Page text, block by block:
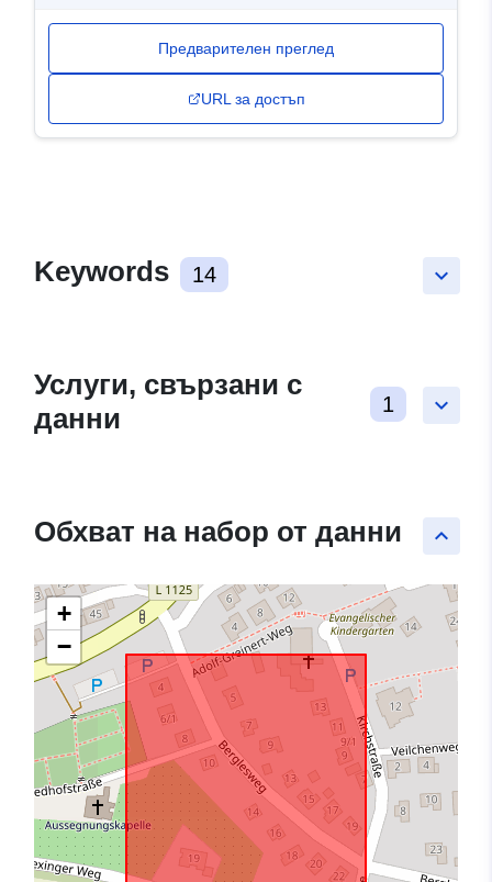
Предварителен преглед
URL за достъп
keyboard_arrow_down
Keywords 14
keyboard_arrow_down
Услуги, свързани с
данни
1
keyboard_arrow_up
Обхват на набор от данни
+
−